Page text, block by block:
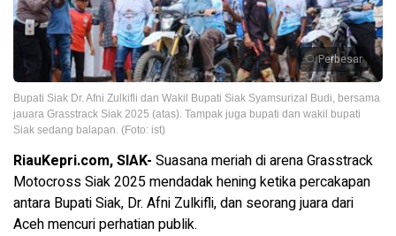
Perbesar
Bupati Siak Dr. Afni Zulkifli dan Wakil Bupati Siak Syamsurizal Budi, bersama
jauara Grasstrack Siak 2025 (atas). Tampak juga bupati dan wakil bupati
Siak sedang balapan. (Foto: ist)
RiauKepri.com, SIAK- Suasana meriah di arena Grasstrack
Motocross Siak 2025 mendadak hening ketika percakapan
antara Bupati Siak, Dr. Afni Zulkifli, dan seorang juara dari
Aceh mencuri perhatian publik.